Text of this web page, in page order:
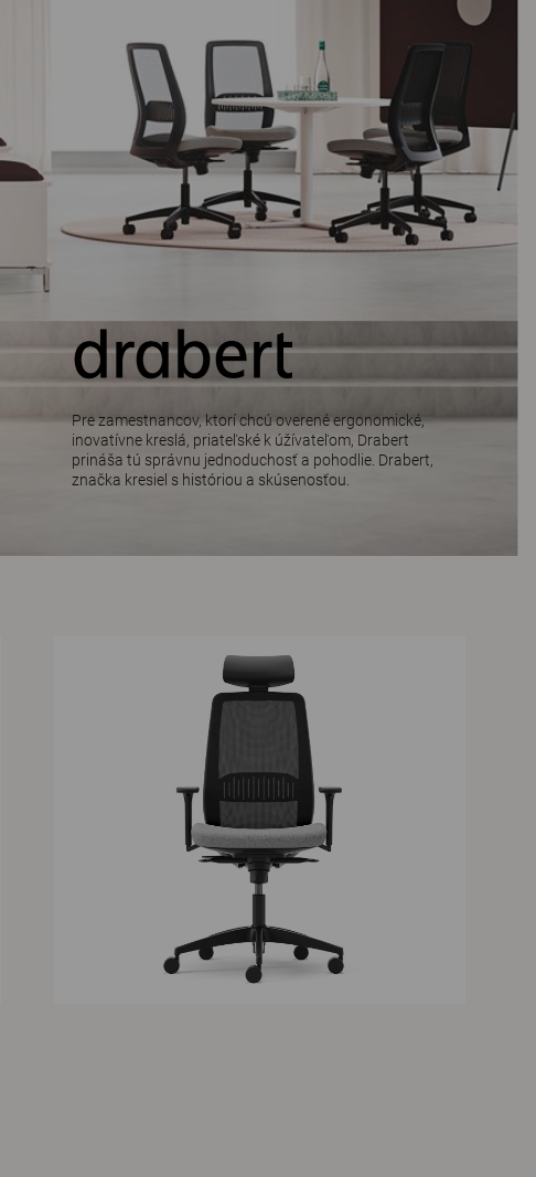
Pre zamestnancov, ktorí chcú overené ergonomické,
inovatívne kreslá, priateľské k úžívateľom, Drabert
prináša tú správnu jednoduchosť a pohodlie. Drabert,
značka kresiel s históriou a skúsenosťou.